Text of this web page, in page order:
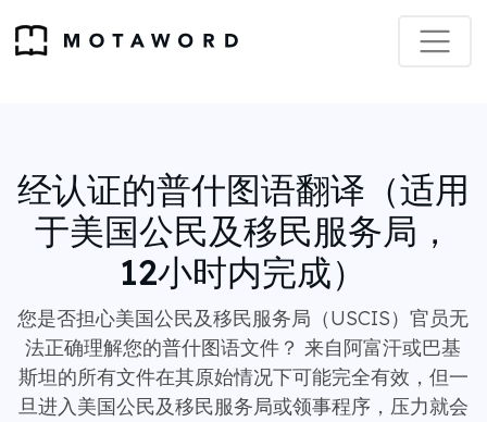
经认证的普什图语翻译（适用
于美国公民及移民服务局，
12小时内完成）
您是否担心美国公民及移民服务局（USCIS）官员无
法正确理解您的普什图语文件？ 来自阿富汗或巴基
斯坦的所有文件在其原始情况下可能完全有效，但一
旦进入美国公民及移民服务局或领事程序，压力就会